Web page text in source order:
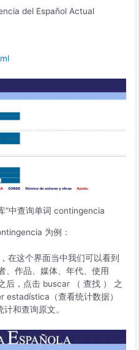
del Español Actual
”中查询单词 contingencia
为例：
在这个界面当中我们可以看到
、作品、媒体、年代、使用
后，点击 buscar （ 查找 ） 之
estadística（查看统计数据）
和查询原文。